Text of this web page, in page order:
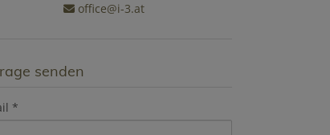
office@i-3.at
senden